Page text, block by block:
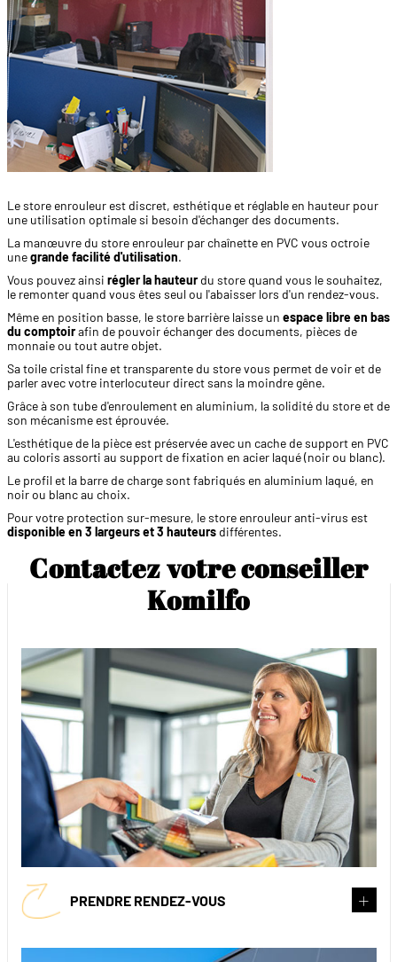
Le store enrouleur est discret, esthétique et réglable en hauteur pour
une utilisation optimale si besoin d'échanger des documents.
La manœuvre du store enrouleur par chaînette en PVC vous octroie
unegrande facilité d'utilisation.
Vous pouvez ainsi régler la hauteurdu store quand vous le souhaitez,
le remonter quand vous êtes seul ou l'abaisser lors d'un rendez-vous.
Même en position basse, le store barrière laisse un espace libre en bas
du comptoirafin de pouvoir échanger des documents, pièces de
monnaie ou tout autre objet.
Sa toile cristal fine et transparente du store vous permet de voir et de
parler avec votre interlocuteur direct sans la moindre gêne.
Grâce à son tube d'enroulement en aluminium, la solidité du store et de
son mécanisme est éprouvée.
L'esthétique de la pièce est préservée avec un cache de support en PVC
au coloris assorti au support de fixation en acier laqué (noir ou blanc).
Le profil et la barre de charge sont fabriqués en aluminium laqué, en
noir ou blanc au choix.
Pour votre protection sur-mesure, le store enrouleur anti-virus est
disponible en 3 largeurs et 3 hauteursdifférentes.
Contactez votre conseiller
Komilfo
PRENDRE RENDEZ-VOUS